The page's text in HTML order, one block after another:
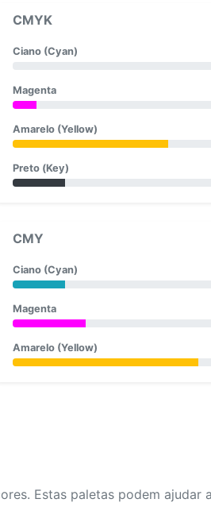
CMYK
Ciano (Cyan)
Magenta
Amarelo (Yellow)
Preto (Key)
CMY
Ciano (Cyan)
Magenta
Amarelo (Yellow)
Estas paletas podem ajudar